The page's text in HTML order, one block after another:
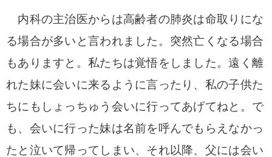
内科の主治医からは高齢者の肺炎は命取りにな
る場合が多いと言われました。突然亡くなる場合
もありますと。 私たちは覚悟をしました。遠く離
れた妹に会いに来るように言ったり、私の子供た
ちにもしょっち ゅう会いに行ってあげてねと。 で
も、会いに行った妹は名前を呼んでもらえなかっ
たと泣いて帰ってしまい、それ以降、 父には会い